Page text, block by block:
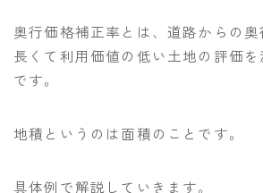
奥行価格補正率とは、道路からの奥
長くて利用価値の低い土地の評価
です。
地積というのは面積のことです。
具体例で解説していきます。